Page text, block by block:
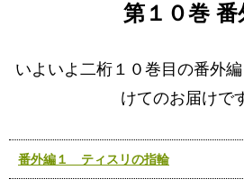
第１０巻 番
いよいよ二桁１０巻目の番外
けてのお届けで
番外編１ ティスリの指輪